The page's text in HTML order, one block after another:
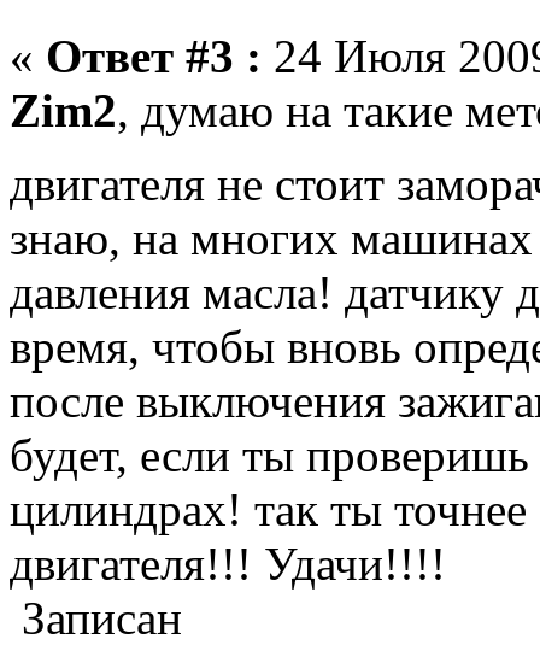
« Ответ #3 : 24 Июля
Zim2, думаю на такие
двигателя не стоит
знаю, на многих машинах
давления масла! датчику
время, чтобы вновь
после выключения
будет, если ты
цилиндрах! так ты
двигателя!!! Удачи!!!!
Записан